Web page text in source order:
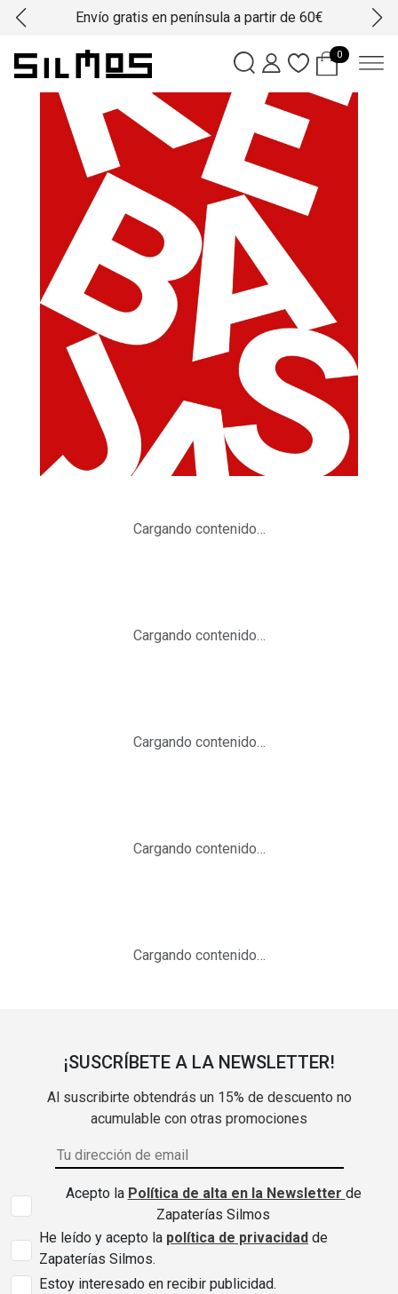
Envío gratis en península a partir de 60€
0
Cargando contenido…
Cargando contenido…
Cargando contenido…
Cargando contenido…
Cargando contenido…
¡SUSCRÍBETE A LA NEWSLETTER!
Al suscribirte obtendrás un 15% de descuento no
acumulable con otras promociones
Acepto la Política de alta en la Newsletter de
Zapaterías Silmos
He leído y acepto la política de privacidad de
Zapaterías Silmos.
Estoy interesado en recibir publicidad.